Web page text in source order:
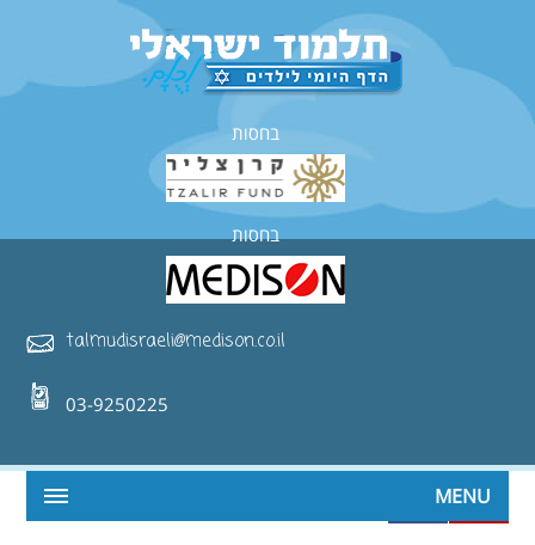
בחסות
בחסות
talmudisraeli@medison.co.il
03-9250225
MENU